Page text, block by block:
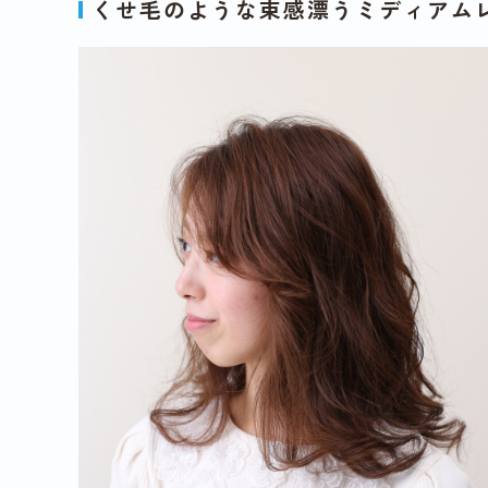
くせ毛のような束感漂うミディアム